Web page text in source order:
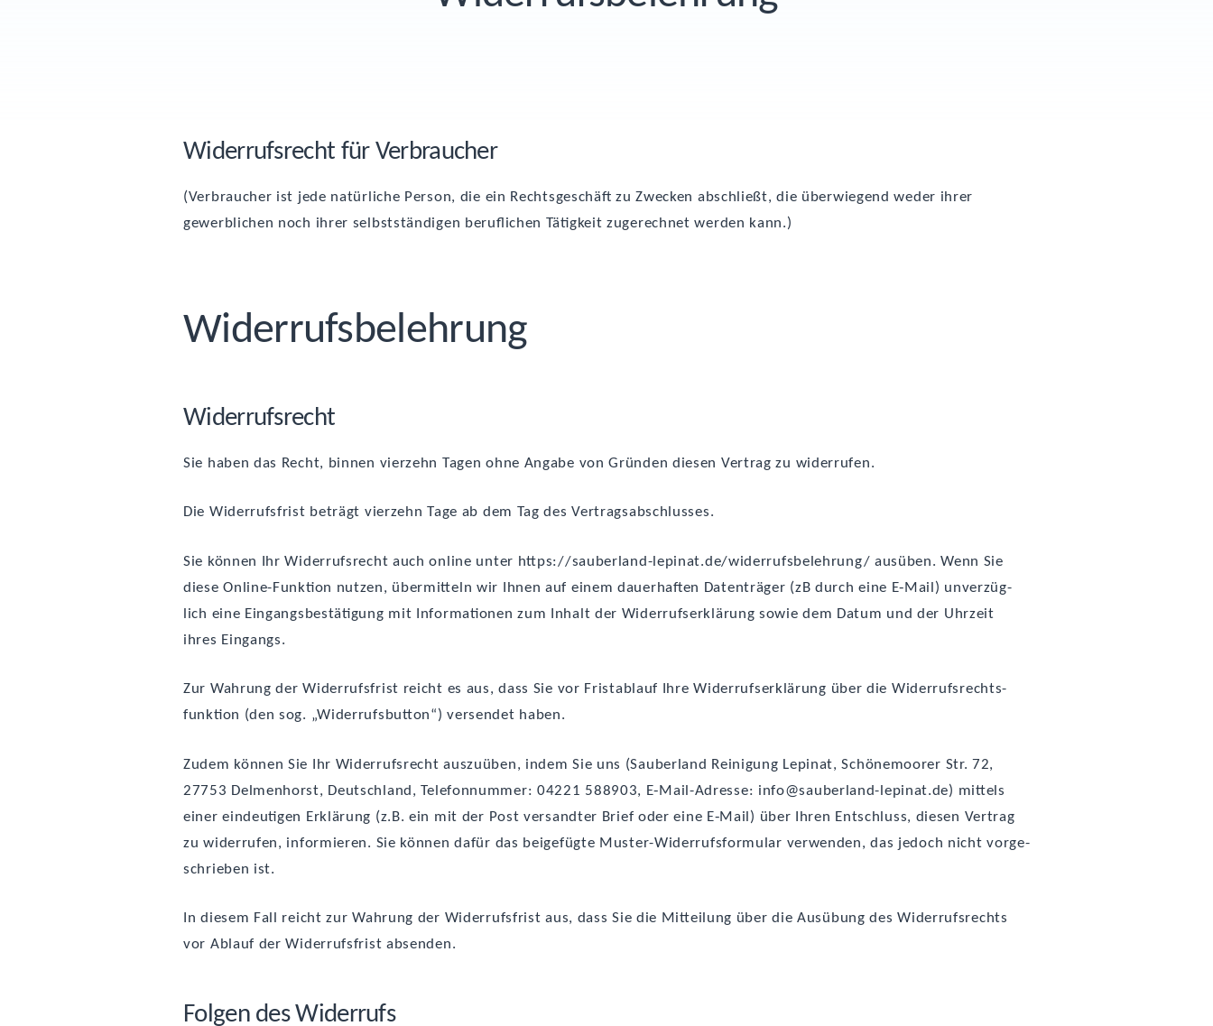
Wider­rufs­recht für Verbraucher
(Ver­brau­cher ist jede natür­li­che Per­son, die ein Rechts­ge­schäft zu Zwe­cken abschließt, die über­wie­gend weder ihrer
gewerb­li­chen noch ihrer selbst­stän­di­gen beruf­li­chen Tätig­keit zuge­rech­net wer­den kann.)
Wider­rufs­be­leh­rung
Wider­rufs­recht
Sie haben das Recht, bin­nen vier­zehn Tagen ohne Anga­be von Grün­den die­sen Ver­trag zu widerrufen.
Die Wider­rufs­frist beträgt vier­zehn Tage ab dem Tag des Vertragsabschlusses.
Sie kön­nen Ihr Wider­rufs­recht auch online unter https://sauberland-lepinat.de/widerrufsbelehrung/ aus­üben. Wenn Sie
die­se Online-Funk­ti­on nut­zen, über­mit­teln wir Ihnen auf einem dau­er­haf­ten Daten­trä­ger (zB durch eine E‑Mail) unver­züg­
lich eine Ein­gangs­be­stä­ti­gung mit Infor­ma­tio­nen zum Inhalt der Wider­rufs­er­klä­rung sowie dem Datum und der Uhr­zeit
ihres Eingangs.
Zur Wah­rung der Wider­rufs­frist reicht es aus, dass Sie vor Frist­ab­lauf Ihre Wider­rufs­er­klä­rung über die Wider­rufs­rechts­
funk­ti­on (den sog. „Wider­rufs­but­ton“) ver­sen­det haben.
Zudem kön­nen Sie Ihr Wider­rufs­recht aus­zu­üben, indem Sie uns (Sau­ber­land Rei­ni­gung Lepi­nat, Schö­ne­moorer Str. 72,
27753 Del­men­horst, Deutsch­land, Tele­fon­num­mer: 04221 588903, E‑Mail-Adres­se: info@sauberland-lepinat.de) mit­tels
einer ein­deu­ti­gen Erklä­rung (z.B. ein mit der Post ver­sand­ter Brief oder eine E‑Mail) über Ihren Ent­schluss, die­sen Ver­trag
zu wider­ru­fen, infor­mie­ren. Sie kön­nen dafür das bei­gefüg­te Mus­ter-Wider­rufs­for­mu­lar ver­wen­den, das jedoch nicht vor­ge­
schrie­ben ist.
In die­sem Fall reicht zur Wah­rung der Wider­rufs­frist aus, dass Sie die Mit­tei­lung über die Aus­übung des Wider­rufs­rechts
vor Ablauf der Wider­rufs­frist absenden.
Fol­gen des Widerrufs